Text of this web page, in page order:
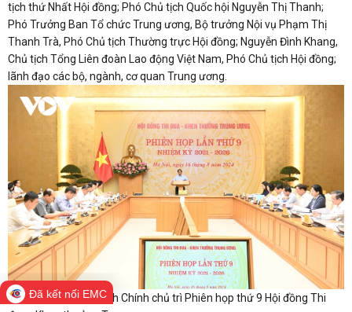
tịch thứ Nhất Hội đồng; Phó Chủ tịch Quốc hội Nguyễn Thị Thanh;
Phó Trưởng Ban Tổ chức Trung ương, Bộ trưởng Nội vụ Phạm Thị
Thanh Trà, Phó Chủ tịch Thường trực Hội đồng; Nguyễn Đình Khang,
Chủ tịch Tổng Liên đoàn Lao động Việt Nam, Phó Chủ tịch Hội đồng;
lãnh đạo các bộ, ngành, cơ quan Trung ương.
Thủ tướng Phạm Minh Chính chủ trì Phiên họp thứ 9 Hội đồng Thi
Đã kết nối EMC